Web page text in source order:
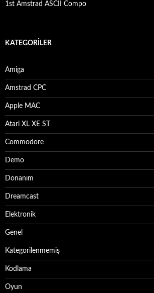
1st Amstrad ASCII Compo
KATEGORILER
Amiga
Amstrad CPC
Apple MAC
Atari XL XE ST
Commodore
Demo
Donanım
Dreamcast
Elektronik
Genel
Kategorilenmemiş
Kodlama
Oyun